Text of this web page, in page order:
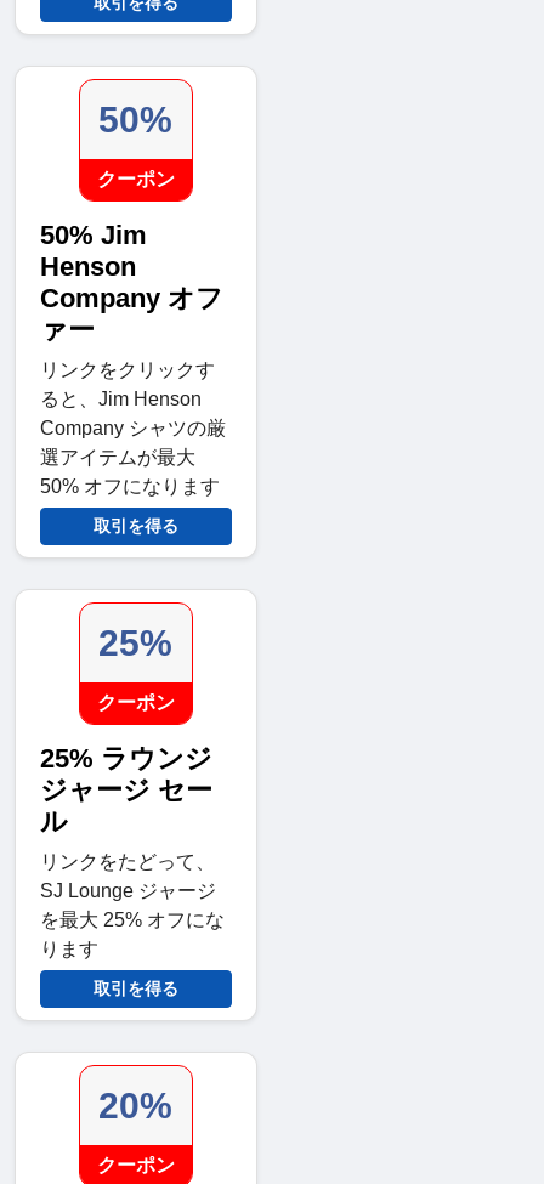
50%
クーポン
50% Jim
Henson
Company オフ
ァー
リンクをクリックす
ると、Jim Henson
Company シャツの厳
選アイテムが最大
50% オフになります
取引を得る
25%
クーポン
25% ラウンジ
ジャージ セー
ル
リンクをたどって、
SJ Lounge ジャージ
を最大 25% オフにな
ります
取引を得る
20%
クーポン